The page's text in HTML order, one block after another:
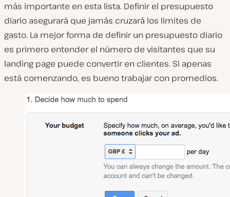
más importante en esta lista. Definir el presupuesto
diario asegurará que jamás cruzará los limites de
gasto. La mejor forma de definir un presupuesto diario
es primero entender el número de visitantes que su
landing page puede convertir en clientes. Si apenas
está comenzando, es bueno trabajar con promedios.